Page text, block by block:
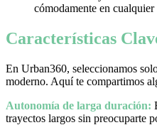
cómodamente en
Características
En Urban360, seleccionamos
moderno. Aquí te compartimos
Autonomía de larga duración:
trayectos largos sin preocuparte